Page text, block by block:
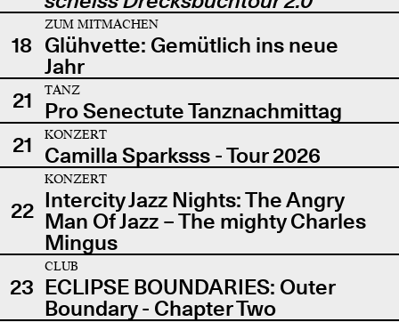
18
ZUM MITMACHEN
Glühvette: Gemütlich ins neue
Jahr
21
TANZ
Pro Senectute Tanznachmittag
21
KONZERT
Camilla Sparksss - Tour 2026
22
KONZERT
Intercity Jazz Nights: The Angry
Man Of Jazz – The mighty Charles
Mingus
23
CLUB
ECLIPSE BOUNDARIES: Outer
Boundary - Chapter Two